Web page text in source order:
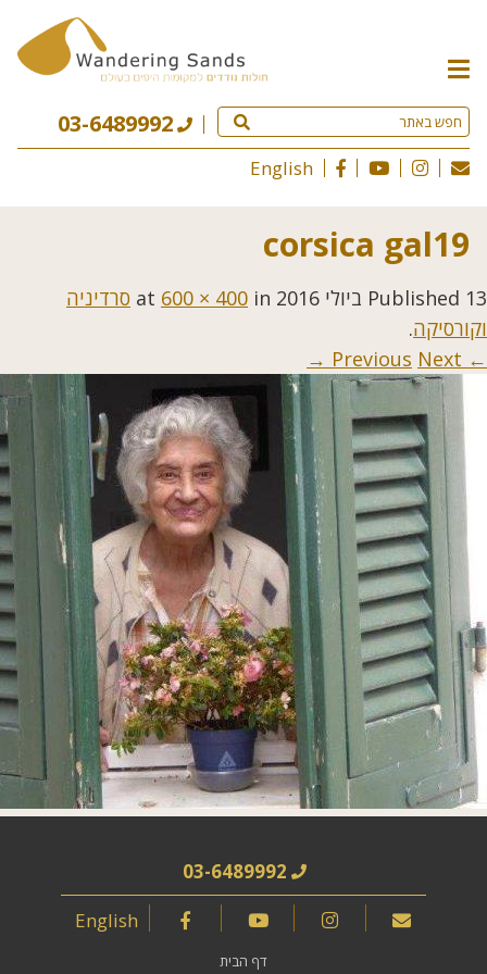
תפריט
האתר
03-6489992
English
corsica gal19
Published 13 ביולי 2016 600 × 400 in
סרדיניה
וקורסיקה.
← Previous
Next →
03-6489992
English
דף הבית